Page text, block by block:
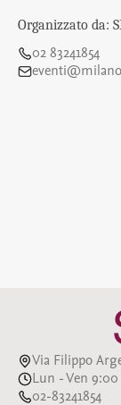
Organizzato da:
02 83241854
Via Filippo
Lun - Ven
02-83241854